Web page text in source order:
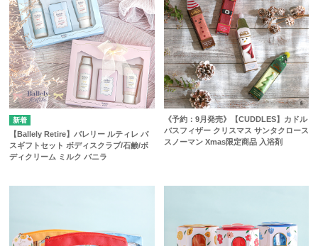
【Ballely Retire】バレリー ルティレ バ
スギフトセット ボディスクラブ/石鹸/ボ
ディクリーム ミルク バニラ
《予約：9月発売》【CUDDLES】カドル
バスフィザー クリスマス サンタクロース
スノーマン Xmas限定商品 入浴剤